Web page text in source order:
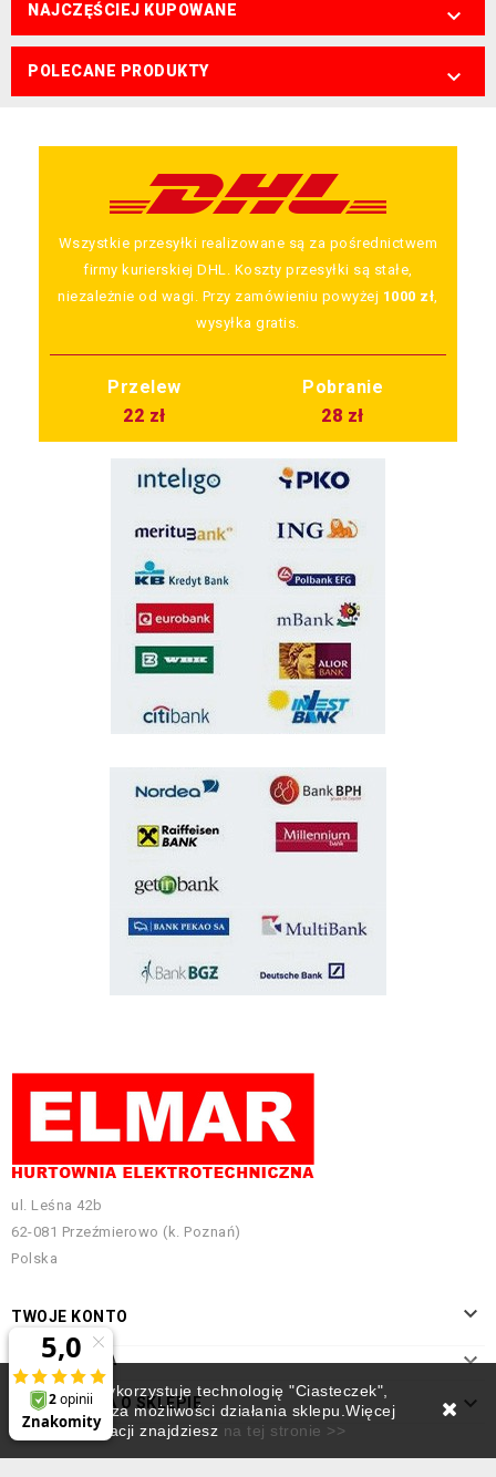
Ten sklep wykorzystuje technologię "Ciasteczek",
która rozszerza możliwości działania sklepu.Więcej
informacji znajdziesz na tej stronie >>
NAJCZĘŚCIEJ KUPOWANE 
POLECANE PRODUKTY 
Wszystkie przesyłki realizowane są za pośrednictwem
firmy kurierskiej DHL. Koszty przesyłki są stałe,
niezależnie od wagi. Przy zamówieniu powyżej 1000 zł
wysyłka gratis.
Przelew
Pobranie
22 zł
28 zł
ul. Leśna 42b
62-081 Przeźmierowo (k. Poznań)
Polska
TWOJE KONTO 
INFORMACJA 
INFORMACJA O SKLEPIE 